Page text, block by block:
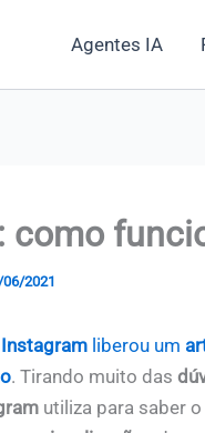
Agentes IA
como
2021
Instagram liberou um
. Tirando muito das
utiliza para saber